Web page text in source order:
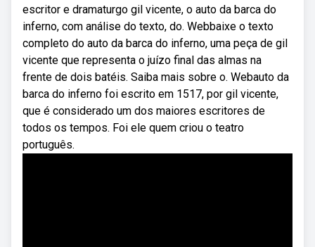
escritor e dramaturgo gil vicente, o auto da barca do
inferno, com análise do texto, do. Webbaixe o texto
completo do auto da barca do inferno, uma peça de gil
vicente que representa o juízo final das almas na
frente de dois batéis. Saiba mais sobre o. Webauto da
barca do inferno foi escrito em 1517, por gil vicente,
que é considerado um dos maiores escritores de
todos os tempos. Foi ele quem criou o teatro
português.